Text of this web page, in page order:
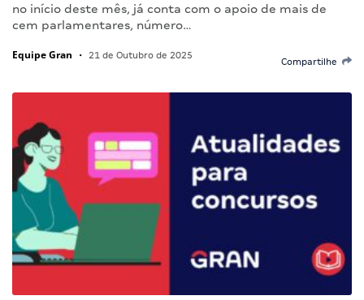
no início deste mês, já conta com o apoio de mais de
cem parlamentares, número…
Equipe Gran • 21 de Outubro de 2025
Compartilhe